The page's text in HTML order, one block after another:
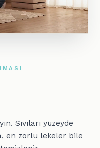
Sıvıları yüzeyde
en zorlu lekeler bile